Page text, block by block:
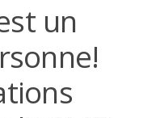
un